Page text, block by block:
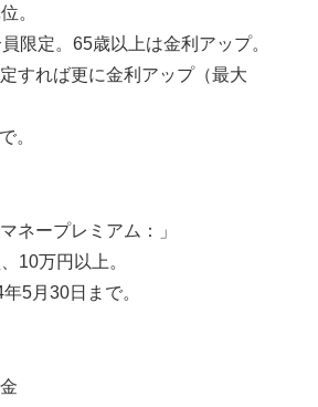
。
限定。65歳以上は金利アップ。
すれば更に金利アップ（最大
。
ネープレミアム：」
10万円以上。
5月30日まで。